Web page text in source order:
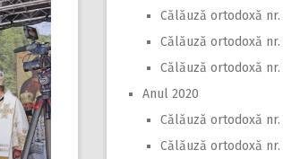
Călăuză ortodoxă nr.
Călăuză ortodoxă nr.
Călăuză ortodoxă nr.
Anul 2020
Călăuză ortodoxă nr.
Călăuză ortodoxă nr.